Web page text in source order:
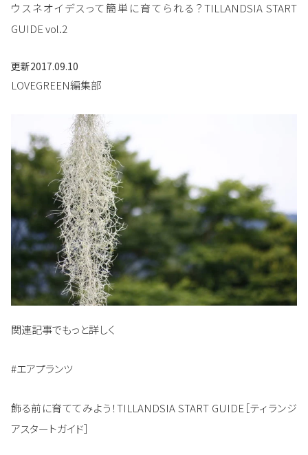
ウスネオイデスって簡単に育てられる？TILLANDSIA START
GUIDE vol.2
更新2017.09.10
LOVEGREEN編集部
関連記事でもっと詳しく
#エアプランツ
飾る前に育ててみよう！TILLANDSIA START GUIDE［ティランジ
アスタートガイド］